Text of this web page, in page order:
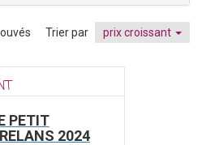
Trier par prix croissant
PETIT
2024